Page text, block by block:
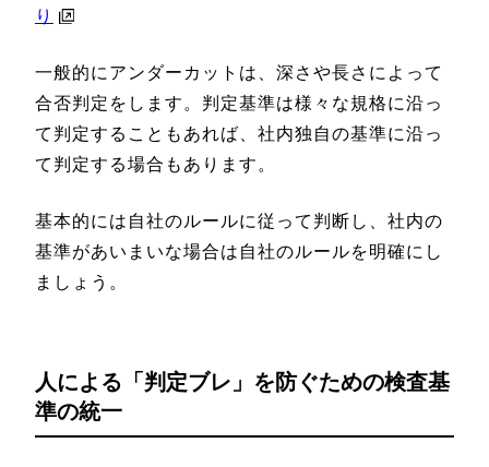
り
一般的にアンダーカットは、深さや長さによって
合否判定をします。判定基準は様々な規格に沿っ
て判定することもあれば、社内独自の基準に沿っ
て判定する場合もあります。
基本的には自社のルールに従って判断し、社内の
基準があいまいな場合は自社のルールを明確にし
ましょう。
人による「判定ブレ」を防ぐための検査基
準の統一